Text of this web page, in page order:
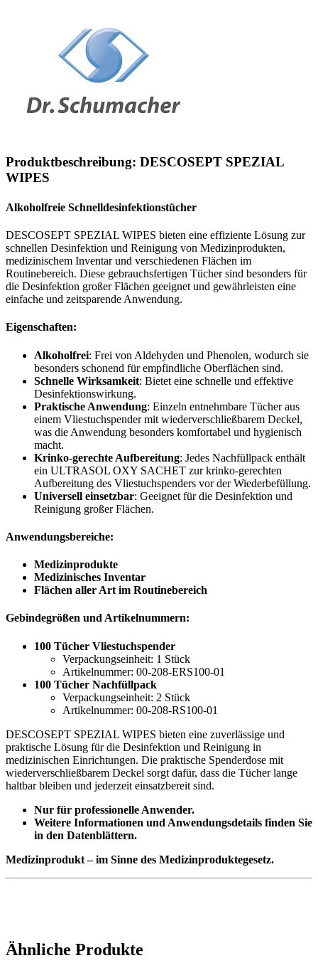
Produktbeschreibung: DESCOSEPT SPEZIAL
WIPES
Alkoholfreie Schnelldesinfektionstücher
DESCOSEPT SPEZIAL WIPES bieten eine effiziente Lösung zur
schnellen Desinfektion und Reinigung von Medizinprodukten,
medizinischem Inventar und verschiedenen Flächen im
Routinebereich. Diese gebrauchsfertigen Tücher sind besonders für
die Desinfektion großer Flächen geeignet und gewährleisten eine
einfache und zeitsparende Anwendung.
Eigenschaften:
Alkoholfrei: Frei von Aldehyden und Phenolen, wodurch sie
besonders schonend für empfindliche Oberflächen sind.
Schnelle Wirksamkeit: Bietet eine schnelle und effektive
Desinfektionswirkung.
Praktische Anwendung: Einzeln entnehmbare Tücher aus
einem Vliestuchspender mit wiederverschließbarem Deckel,
was die Anwendung besonders komfortabel und hygienisch
macht.
Krinko-gerechte Aufbereitung: Jedes Nachfüllpack enthält
ein ULTRASOL OXY SACHET zur krinko-gerechten
Aufbereitung des Vliestuchspenders vor der Wiederbefüllung.
Universell einsetzbar: Geeignet für die Desinfektion und
Reinigung großer Flächen.
Anwendungsbereiche:
Medizinprodukte
Medizinisches Inventar
Flächen aller Art im Routinebereich
Gebindegrößen und Artikelnummern:
100 Tücher Vliestuchspender
Verpackungseinheit: 1 Stück
Artikelnummer: 00-208-ERS100-01
100 Tücher Nachfüllpack
Verpackungseinheit: 2 Stück
Artikelnummer: 00-208-RS100-01
DESCOSEPT SPEZIAL WIPES bieten eine zuverlässige und
praktische Lösung für die Desinfektion und Reinigung in
medizinischen Einrichtungen. Die praktische Spenderdose mit
wiederverschließbarem Deckel sorgt dafür, dass die Tücher lange
haltbar bleiben und jederzeit einsatzbereit sind.
Nur für professionelle Anwender.
Weitere Informationen und Anwendungsdetails finden Sie
in den Datenblättern.
Medizinprodukt – im Sinne des Medizinproduktegesetz.
Ähnliche Produkte